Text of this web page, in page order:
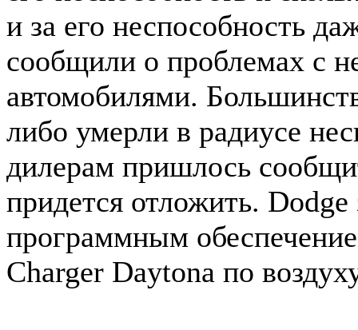
и за его неспособность
сообщили о проблемах с
автомобилями.
либо умерли в радиусе
дилерам пришлось
придется отложить.
программным
Charger Daytona по